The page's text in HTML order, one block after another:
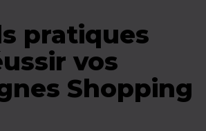
pratiques
vos
Shopping